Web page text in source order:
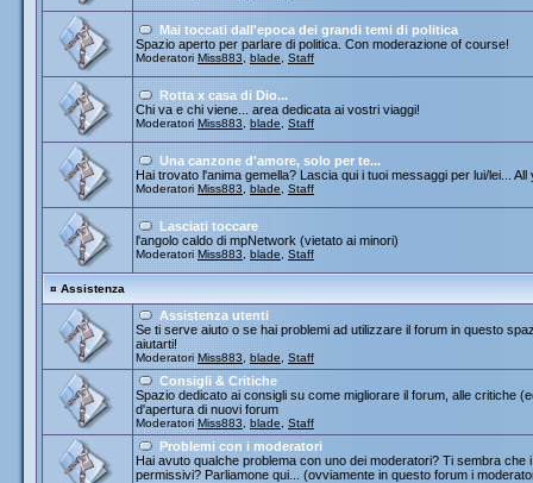
Mai toccati dall'epoca dei grandi temi di politica
Spazio aperto per parlare di politica. Con moderazione of course!
Moderatori Miss883 blade Staff
Rotta x casa di Dio...
Chi va e chi viene... area dedicata ai vostri viaggi!
Moderatori Miss883 blade Staff
Una canzone d'amore, solo per te...
Hai trovato l'anima gemella? Lascia qui i tuoi messaggi per lui/lei...
Moderatori Miss883 blade Staff
Lasciati toccare
l'angolo caldo di mpNetwork (vietato ai minori)
Moderatori Miss883 blade Staff
¤ Assistenza
Assistenza utenti
Se ti serve aiuto o se hai problemi ad utilizzare il forum in questo
aiutarti!
Moderatori Miss883 blade Staff
Consigli & Critiche
Spazio dedicato ai consigli su come migliorare il forum, alle critiche
d'apertura di nuovi forum
Moderatori Miss883 blade Staff
Problemi con i moderatori
Hai avuto qualche problema con uno dei moderatori? Ti sembra
permissivi? Parliamone qui... (ovviamente in questo forum i